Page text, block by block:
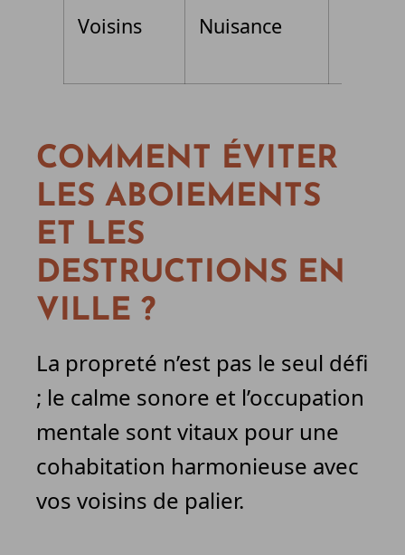
Voisins Nuisance
COMMENT ÉVITER
LES ABOIEMENTS
ET LES
DESTRUCTIONS EN
VILLE ?
La propreté n’est pas le seul défi
; le calme sonore et l’occupation
mentale sont vitaux pour une
cohabitation harmonieuse avec
vos voisins de palier.